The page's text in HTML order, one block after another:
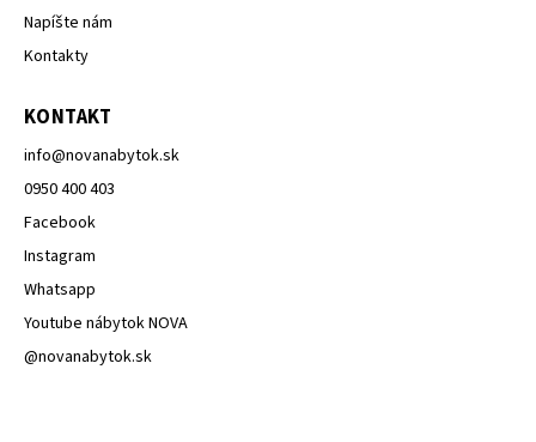
Napíšte nám
Kontakty
KONTAKT
info@novanabytok.sk
0950 400 403
Facebook
Instagram
Whatsapp
Youtube nábytok NOVA
@novanabytok.sk